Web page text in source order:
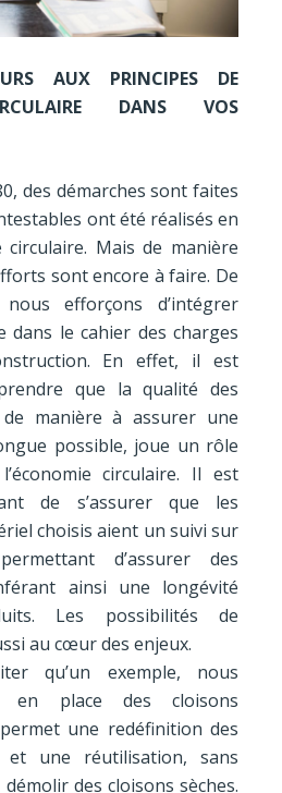
AUX PRINCIPES DE
DANS VOS
des démarches sont faites
ont été réalisés en
circulaire. Mais de manière
sont encore à faire. De
efforçons d’intégrer
dans le cahier des charges
En effet, il est
que la qualité des
manière à assurer une
possible, joue un rôle
circulaire. Il est
de s’assurer que les
choisis aient un suivi sur
d’assurer des
ainsi une longévité
Les possibilités de
au cœur des enjeux.
qu’un exemple, nous
en place des cloisons
une redéfinition des
et une réutilisation, sans
des cloisons sèches.